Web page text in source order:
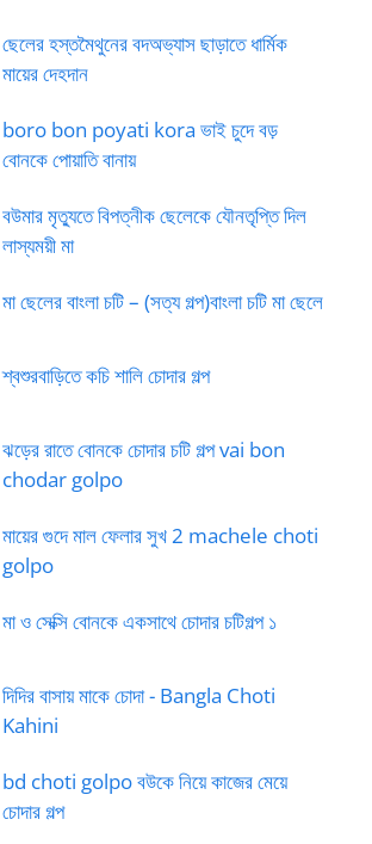
ছেলের হস্তমৈথুনের বদঅভ্যাস ছাড়াতে ধার্মিক
মায়ের দেহদান
boro bon poyati kora ভাই চুদে বড়
বোনকে পোয়াতি বানায়
বউমার মৃত্যুতে বিপত্নীক ছেলেকে যৌনতৃপ্তি দিল
লাস্যময়ী মা
মা ছেলের বাংলা চটি – (সত্য গল্প)বাংলা চটি মা ছেলে
শ্বশুরবাড়িতে কচি শালি চোদার গল্প
ঝড়ের রাতে বোনকে চোদার চটি গল্প vai bon
chodar golpo
মায়ের গুদে মাল ফেলার সুখ 2 machele choti
golpo
মা ও সেক্সি বোনকে একসাথে চোদার চটিগল্প ১
দিদির বাসায় মাকে চোদা - Bangla Choti
Kahini
bd choti golpo বউকে নিয়ে কাজের মেয়ে
চোদার গল্প